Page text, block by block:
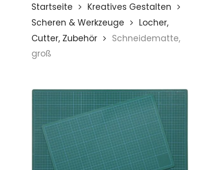
Startseite
Kreatives Gestalten
Scheren & Werkzeuge
Locher,
Cutter, Zubehör
Schneidematte,
groß